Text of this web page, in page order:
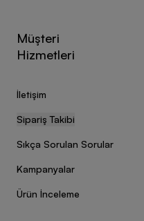
Müşteri
Hizmetleri
İletişim
Sipariş Takibi
Sıkça Sorulan Sorular
Kampanyalar
Ürün İnceleme